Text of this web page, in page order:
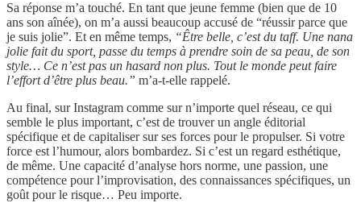
Sa réponse m’a touché. En tant que jeune femme (bien que de 10
ans son aînée), on m’a aussi beaucoup accusé de “réussir parce que
je suis jolie”. Et en même temps, “Être belle, c’est du taff. Une nana
jolie fait du sport, passe du temps à prendre soin de sa peau, de son
style… Ce n’est pas un hasard non plus. Tout le monde peut faire
l’effort d’être plus beau.” m’a-t-elle rappelé.
Au final, sur Instagram comme sur n’importe quel réseau, ce qui
semble le plus important, c’est de trouver un angle éditorial
spécifique et de capitaliser sur ses forces pour le propulser. Si votre
force est l’humour, alors bombardez. Si c’est un regard esthétique,
de même. Une capacité d’analyse hors norme, une passion, une
compétence pour l’improvisation, des connaissances spécifiques, un
goût pour le risque… Peu importe.